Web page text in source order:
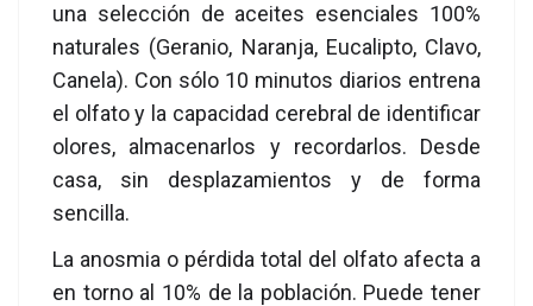
una selección de aceites esenciales 100%
naturales (Geranio, Naranja, Eucalipto, Clavo,
Canela). Con sólo 10 minutos diarios entrena
el olfato y la capacidad cerebral de identificar
olores, almacenarlos y recordarlos. Desde
casa, sin desplazamientos y de forma
sencilla.
La anosmia o pérdida total del olfato afecta a
en torno al 10% de la población. Puede tener